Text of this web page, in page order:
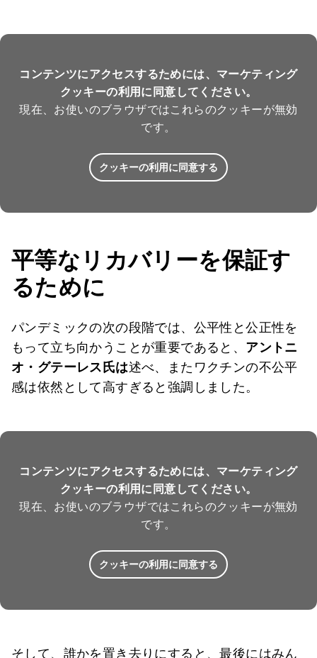
コンテンツにアクセスするためには、マーケティング
クッキーの利用に同意してください。
現在、お使いのブラウザではこれらのクッキーが無効
です。
クッキーの利用に同意する
平等な リカバリーを保証す
るために
パンデミックの次の段階では、公平性と公正性を
もって立ち向かうことが重要であると、 アントニ
オ・グテーレス氏は述べ、またワクチンの不公平
感は依然として高すぎると強調しました。
コンテンツにアクセスするためには、マーケティング
クッキーの利用に同意してください。
現在、お使いのブラウザではこれらのクッキーが無効
です。
クッキーの利用に同意する
そして、誰かを置き去りにすると、最後にはみん